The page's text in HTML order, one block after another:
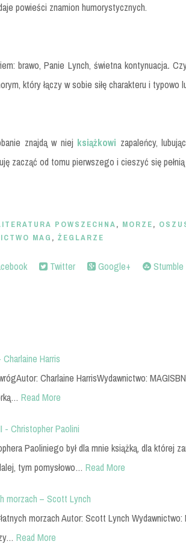
powieści znamion humorystycznych.
brawo, Panie Lynch, świetna kontynuacja.
który łączy w sobie siłę charakteru i typowo
znajdą w niej książkowi zapaleńcy,
zacząć od tomu pierwszego i cieszyć się
POWSZECHNA, MORZE,
MAG , ŻEGLARZE
Twitter Google+ Stumble
Harris
Charlaine HarrisWydawnictwo:
Read More
- Christopher Paolini
Paoliniego był dla mnie książką, dla której
tym pomysłowo… Read More
morzach – Scott Lynch
morzach Autor: Scott Lynch
Read More